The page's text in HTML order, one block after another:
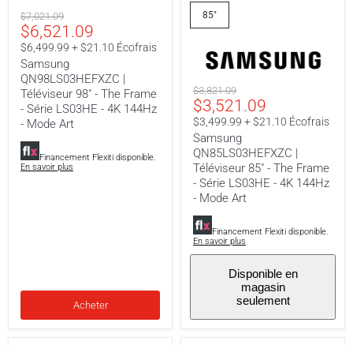
98"
The
Frame
Série
LS03HE
4K
144Hz
Mode
Art
Prix
original
$7,021.09
Prix
actuel
$6,521.09
$6,499.99 + $21.10 Écofrais
Samsung
QN98LS03HEFXZC |
Téléviseur 98" - The Frame
- Série LS03HE - 4K 144Hz
- Mode Art
Financement Flexiti disponible.
En savoir plus
Acheter
Téléviseur
85"
-
Frame
LS03HE
4K
144Hz
Mode
Art
85"
Prix
original
$3,821.09
Prix
actuel
$3,521.09
$3,499.99 + $21.10 Écofrais
Samsung
QN85LS03HEFXZC |
Téléviseur 85" - The Frame
- Série LS03HE - 4K 144Hz
- Mode Art
Financement Flexiti disponible.
En savoir plus
Disponible en
magasin
seulement